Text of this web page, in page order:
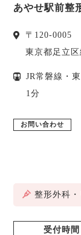
あやせ駅前整
〒 120-0005
東京都足立区
JR常磐線・
1分
お問い合わせ
整形外科
受付時間